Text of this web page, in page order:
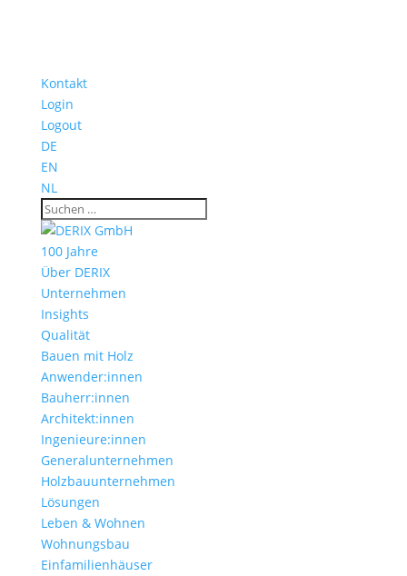
Kontakt
Login
Logout
DE
EN
NL
100 Jahre
Über DERIX
Unternehmen
Insights
Qualität
Bauen mit Holz
Anwender:innen
Bauherr:innen
Architekt:innen
Ingenieure:innen
Generalunternehmen
Holzbauunternehmen
Lösungen
Leben & Wohnen
Wohnungs­bau
Einfamilien­häuser